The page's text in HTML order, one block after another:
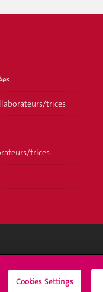
trices
trices
Cookies Settings